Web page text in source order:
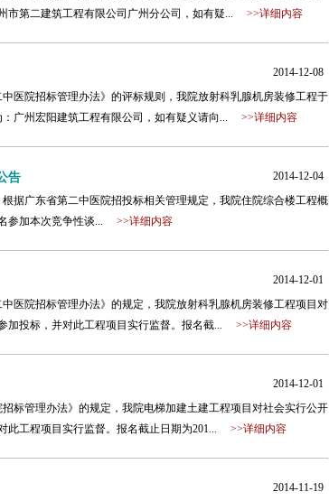
市第二建筑工程有限公司广州分公司，如有疑... >>详细内容
2014-12-08
医院招标管理办法》的评标规则，我院放射科乳腺机房装修工程于
：广州宏阳建筑工程有限公司，如有疑义请向... >>详细内容
告
2014-12-04
广东省第二中医院招投标相关管理规定，我院住院综合楼工程概
参加本次竞争性谈... >>详细内容
2014-12-01
医院招标管理办法》的规定，我院放射科乳腺机房装修工程项目对
加投标，并对此工程项目实行监督。报名截... >>详细内容
2014-12-01
标管理办法》的规定，我院电梯加建土建工程项目对社会实行公开
此工程项目实行监督。报名截止日期为201... >>详细内容
2014-11-19